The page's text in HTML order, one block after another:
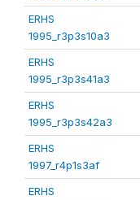
ERHS
1995_r3p3s10a3
ERHS
1995_r3p3s41a3
ERHS
1995_r3p3s42a3
ERHS
1997_r4p1s3af
ERHS